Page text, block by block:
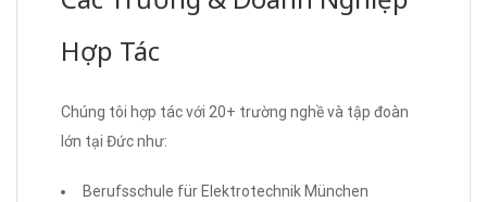
Hợp Tác
Chúng tôi hợp tác với 20+ trường nghề và tập đoàn
lớn tại Đức như:
Berufsschule für Elektrotechnik München